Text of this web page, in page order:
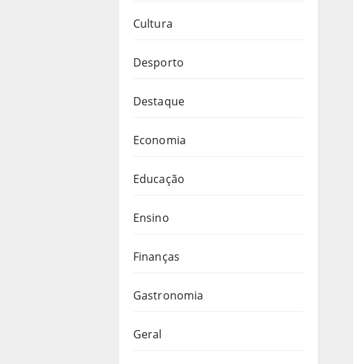
Cultura
Desporto
Destaque
Economia
Educação
Ensino
Finanças
Gastronomia
Geral